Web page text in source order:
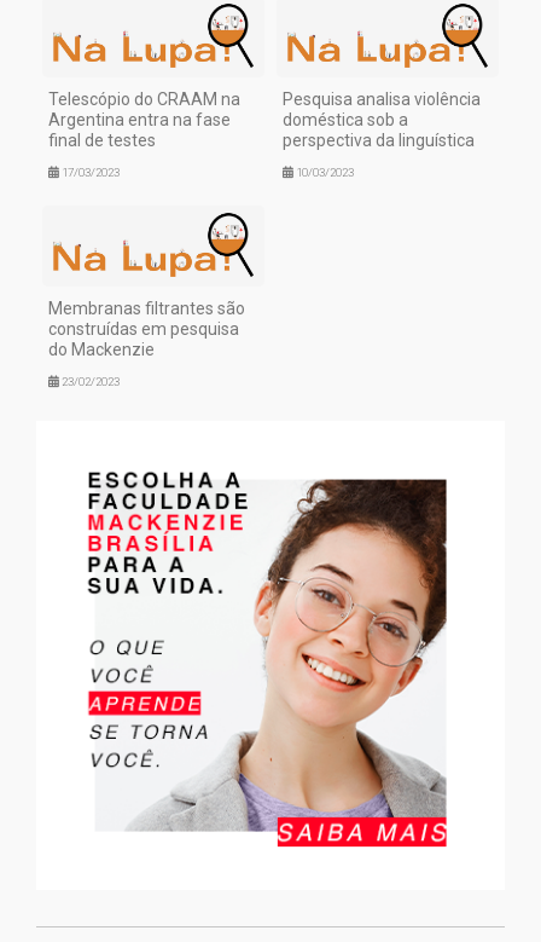
Telescópio do CRAAM na
Argentina entra na fase
final de testes
17/03/2023
Pesquisa analisa violência
doméstica sob a
perspectiva da linguística
10/03/2023
Membranas filtrantes são
construídas em pesquisa
do Mackenzie
23/02/2023